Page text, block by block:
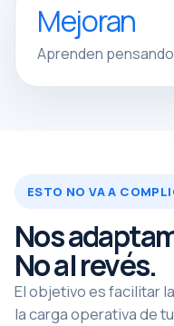
Mejoran
Aprenden
ESTO NO VA A
Nos
No al revés.
El objetivo es facilitar
la carga operativa de